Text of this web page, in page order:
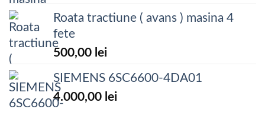
Roata tractiune ( avans ) masina 4
fete
500,00 lei
SIEMENS 6SC6600-4DA01
4.000,00 lei